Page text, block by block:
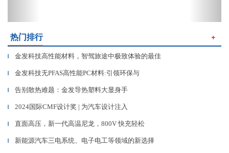
热门排行 ＋
▎ 金发科技高性能材料，智驾旅途中极致体验的最佳
▎ 金发科技无PFAS高性能PC材料:引领环保与
▎ 告别散热难题：金发导热塑料大显身手
▎ 2024国际CMF设计奖 | 为汽车设计注入
▎ 直面高压，新一代高温尼龙，800V 快充轻松
▎ 新能源汽车三电系统、电子电工等领域的新选择